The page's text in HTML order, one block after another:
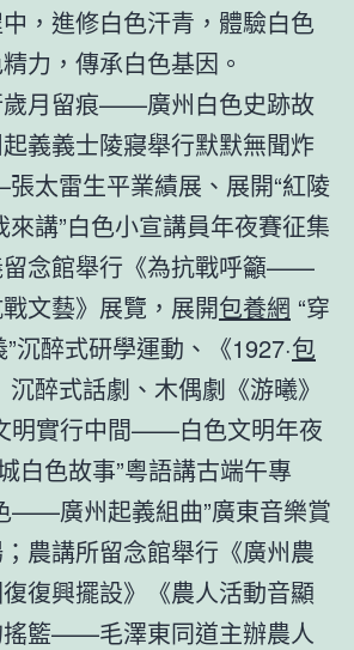
，進修白色汗青，體驗白色
力，傳承白色基因。
歲月留痕——廣州白色史跡故
義義士陵寢舉行默默無聞炸
太雷生平業績展、展開“紅陵
講”白色小宣講員年夜賽征集
留念館舉行《為抗戰呼籲——
文藝》展覽，展開包養網 “穿
沉醉式研學運動、《1927·包
沉醉式話劇、木偶劇《游曦》
明實行中間——白色文明年夜
白色故事”粵語講古端午專
——廣州起義組曲”廣東音樂賞
農講所留念館舉行《廣州農
復興擺設》《農人活動音顯
搖籃——毛澤東同道主辦農人